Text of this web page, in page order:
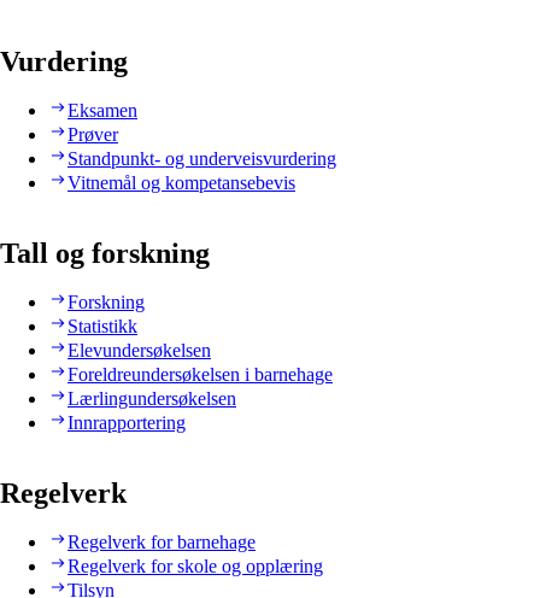
Vurdering
Eksamen
Prøver
Standpunkt- og underveisvurdering
Vitnemål og kompetansebevis
Tall og forskning
Forskning
Statistikk
Elevundersøkelsen
Foreldreundersøkelsen i barnehage
Lærlingundersøkelsen
Innrapportering
Regelverk
Regelverk for barnehage
Regelverk for skole og opplæring
Tilsyn